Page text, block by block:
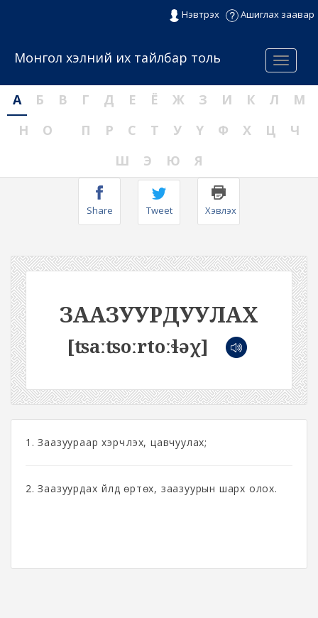
Нэвтрэх Ашиглах заавар
Menu
Монгол хэлний их тайлбар толь
А Б В Г Д Е Ё Ж З И К Л
М
Н
О П Р С Т У Ү Ф Х Ц
Ч
Ш
Э Ю Я
Share Tweet Хэвлэх
ЗААЗУУРДУУЛАХ
[ʦaːʦoːrtoːɬəχ]
1. Заазуураар хэрчүүлэх, цавчуулах;
2. Заазуурдах үйлд өртөх, заазуурын шарх олох.